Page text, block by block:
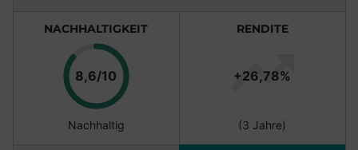
NACHHALTIGKEIT
8,6/10 Punkte
Nachhaltig
RENDITE
+26,78%
(3 Jahre)